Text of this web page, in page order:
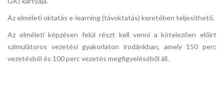
Az elméleti oktatás e-learning (távoktatás) keretében teljesíthető.
Az elméleti képzésen felül részt kell venni a kötelezően előírt
szimulátoros vezetési gyakorlaton irodánkban, amely 150 perc
vezetésből és 100 perc vezetés megfigyeléséből áll.